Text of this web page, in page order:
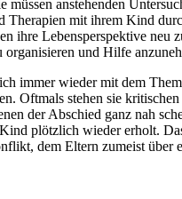
müssen anstehenden
Therapien mit ihrem Kind
ihre Lebensperspektive neu
organisieren und Hilfe
immer wieder mit dem
Oftmals stehen sie
der Abschied ganz nah
plötzlich wieder erholt.
dem Eltern zumeist über